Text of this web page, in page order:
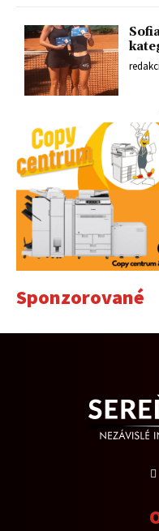
Sponzorované